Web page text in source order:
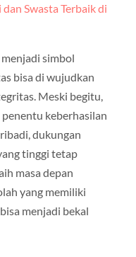
Swasta Terbaik di
simbol
bisa di wujudkan
Meski begitu,
keberhasilan
dukungan
tinggi tetap
masa depan
yang memiliki
menjadi bekal